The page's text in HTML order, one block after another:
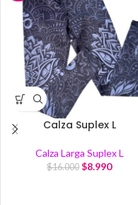
Calza Suplex L
Calza Larga Suplex L
$16.000 $8.990